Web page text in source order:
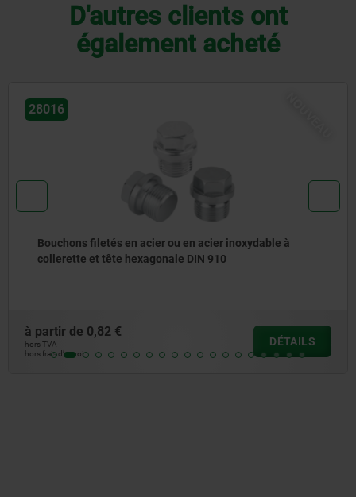
D'autres clients ont
également acheté
28016
Bouchons filetés en acier ou en acier inoxydable à
collerette et tête hexagonale DIN 910
partir de0,82 €
TVA
frais d’envoi
DÉTAILS